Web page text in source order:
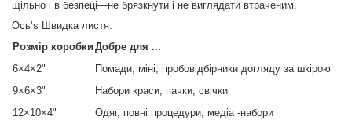
щільно і в безпеці—не брязкнути і не виглядати втраченим.
Ось’s Швидка листя:
Розмір коробки Добре для ...
6×4×2"
Помади, міні, пробовідбірники догляду за шкірою
9×6×3"
Набори краси, пачки, свічки
12×10×4"
Одяг, повні процедури, медіа -набори